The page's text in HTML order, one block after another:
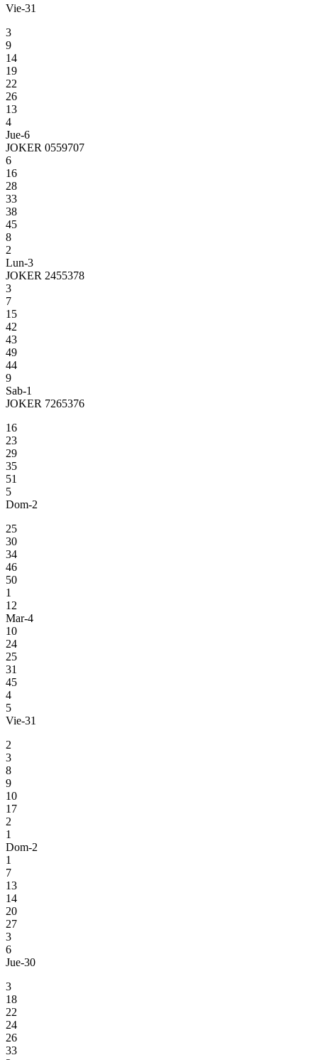
Vie-31
3
9
14
19
22
26
13
4
Jue-6
JOKER 0559707
6
16
28
33
38
45
8
2
Lun-3
JOKER 2455378
3
7
15
42
43
49
44
9
Sab-1
JOKER 7265376
16
23
29
35
51
5
Dom-2
25
30
34
46
50
1
12
Mar-4
10
24
25
31
45
4
5
Vie-31
2
3
8
9
10
17
2
1
Dom-2
1
7
13
14
20
27
3
6
Jue-30
3
18
22
24
26
33